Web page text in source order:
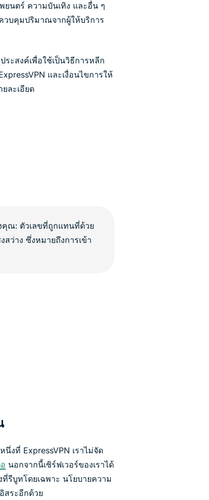
นตร์ ความบันเทิง และอื่น ๆ
วบคุมปริมาณจากผู้ให้บริการ
ระสงค์เพื่อใช้เป็นวิธีการหลีก
และเงื่อนไขการให้
ละเอียด
งที่ ExpressVPN เราไม่จัด
นอกจากนี้เซิร์ฟเวอร์ของเราได้
รีบูทโดยเฉพาะ นโยบายความ
สระอีกด้วย